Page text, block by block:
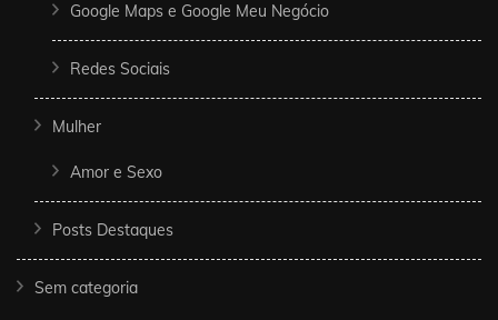
Google Maps e Google Meu Negócio
Redes Sociais
Mulher
Amor e Sexo
Posts Destaques
Sem categoria